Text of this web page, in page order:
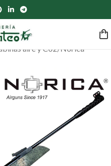
aire y Co2 / Norica